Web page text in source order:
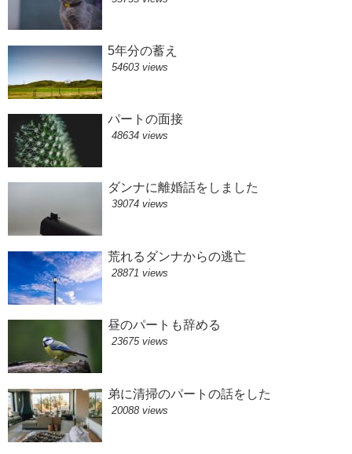
5年分の蓄え
54603 views
パートの面接
48634 views
ダンナに離婚話をしました
39074 views
荒れるダンナからの逃亡
28871 views
昼のパートも辞める
23675 views
弟に清掃のパートの話をした
20088 views